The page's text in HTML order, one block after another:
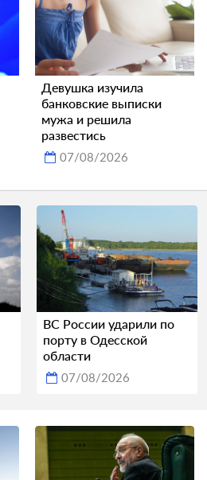
Девушка изучила
банковские выписки
мужа и решила
развестись
07/08/2026
ВС России ударили по
порту в Одесской
области
07/08/2026